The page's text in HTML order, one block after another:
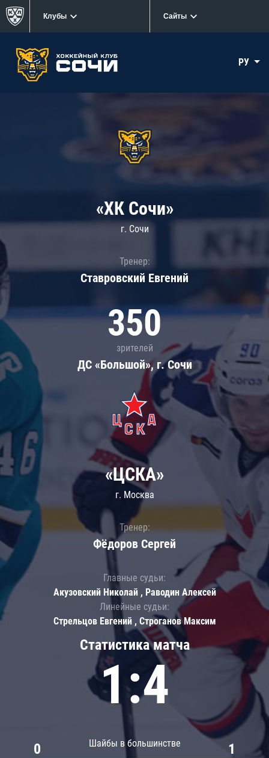
Клубы Сайты
РУ
«ХК Сочи»
г. Сочи
Тренер:
Ставровский Евгений
350
зрителей
ДС «Большой», г. Сочи
Статистика матча
1:4
Шайбы в большинстве
0 1
«ЦСКА»
г. Москва
Тренер:
Фёдоров Сергей
Главные судьи:
Акузовский Николай , Раводин Алексей
Линейные судьи:
Стрельцов Евгений , Строганов Максим